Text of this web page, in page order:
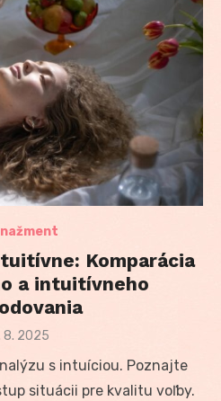
Komparácia
a intuitívneho
8. 2025
s intuíciou. Poznajte
situácii pre kvalitu voľby.